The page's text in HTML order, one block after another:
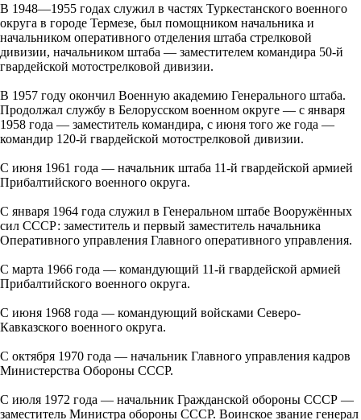
В 1948—1955 годах служил в частях Туркестанского военного
округа в городе Термезе, был помощником начальника и
начальником оперативного отделения штаба стрелковой
дивизии, начальником штаба — заместителем командира 50-й
гвардейской мотострелковой дивизии.
В 1957 году окончил Военную академию Генерального штаба.
Продолжал службу в Белорусском военном округе — с января
1958 года — заместитель командира, с июня того же года —
командир 120-й гвардейской мотострелковой дивизии.
С июня 1961 года — начальник штаба 11-й гвардейской армией
Прибалтийского военного округа.
С января 1964 года служил в Генеральном штабе Вооружённых
сил СССР: заместитель и первый заместитель начальника
Оперативного управления Главного оперативного управления.
С марта 1966 года — командующий 11-й гвардейской армией
Прибалтийского военного округа.
С июня 1968 года — командующий войсками Северо-
Кавказского военного округа.
С октября 1970 года — начальник Главного управления кадров
Министерства Обороны СССР.
С июля 1972 года — начальник Гражданской обороны СССР —
заместитель Министра обороны СССР. Воинское звание генерал